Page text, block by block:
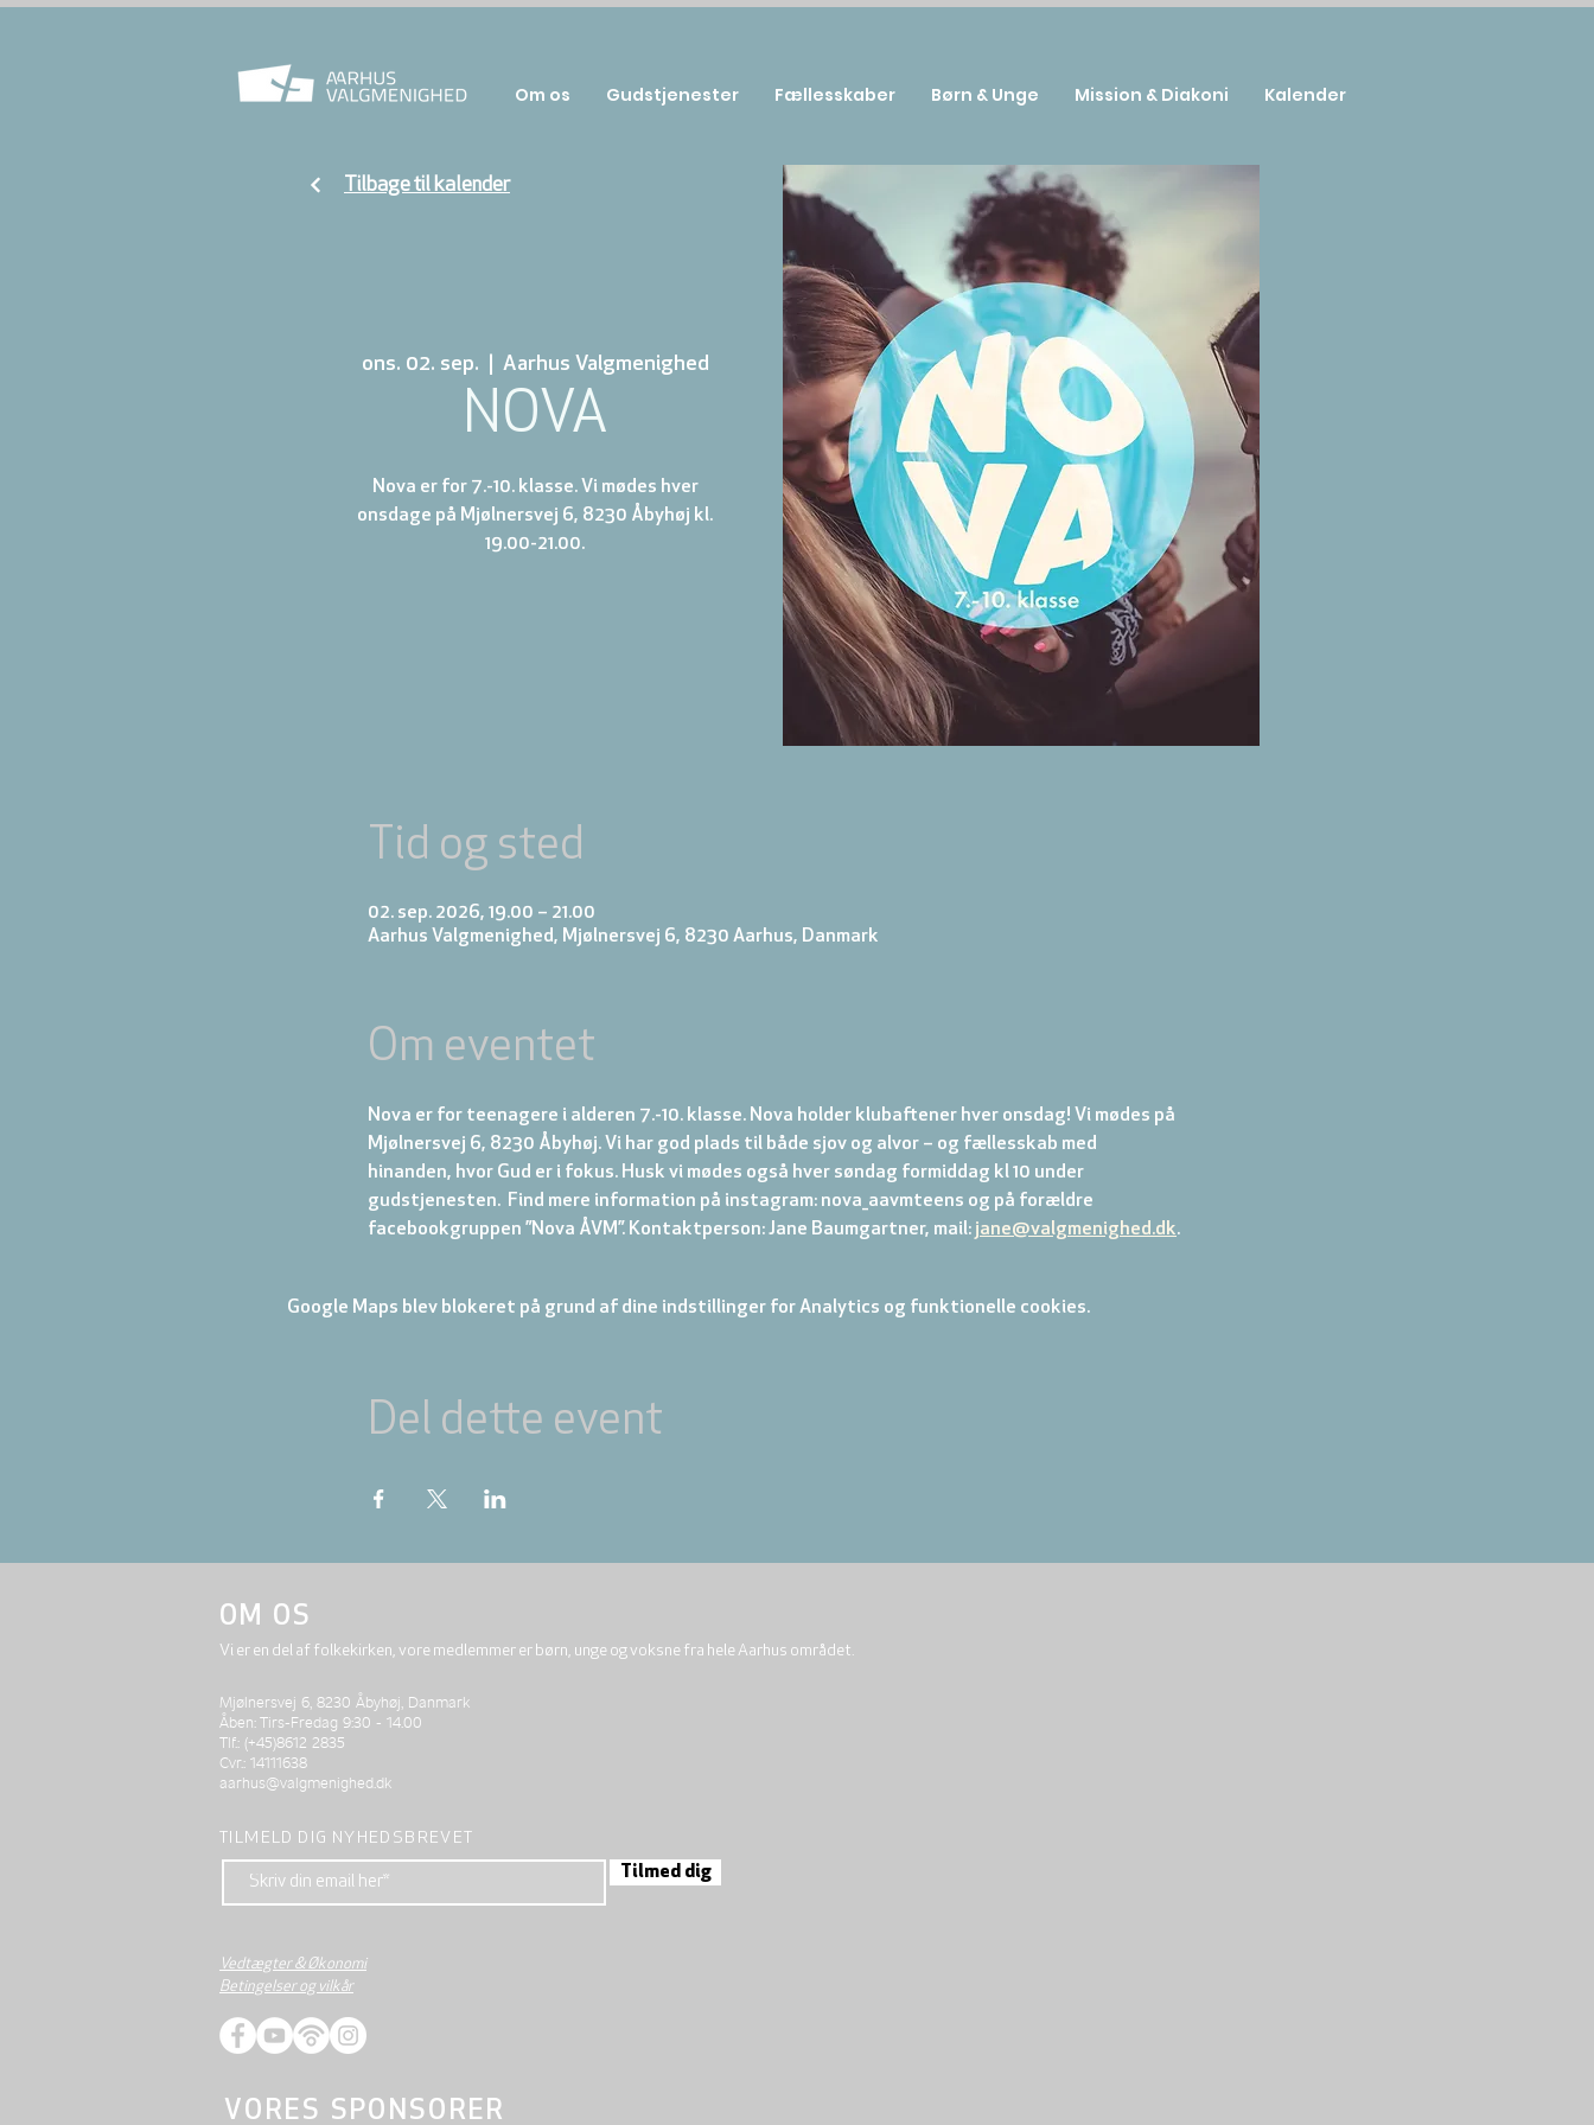
ons. 02. sep. Aarhus Valgmenighed
NOVA
Nova er for 7.-10. klasse. Vi mødes hver
onsdage på Mjølnersvej 6, 8230 Åbyhøj kl.
19.00-21.00.
Tid og sted
02. sep. 2026, 19.00 – 21.00
Aarhus Valgmenighed, Mjølnersvej 6, 8230 Aarhus, Danmark
Om eventet
Nova er for teenagere i alderen 7.-10. klasse. Nova holder klubaftener hver onsdag! Vi mødes på
Mjølnersvej 6, 8230 Åbyhøj. Vi har god plads til både sjov og alvor – og fællesskab med
hinanden, hvor Gud er i fokus. Husk vi mødes også hver søndag formiddag kl 10 under
gudstjenesten.  Find mere information på instagram: nova_aavmteens og på forældre
facebookgruppen ”Nova ÅVM”. Kontaktperson: Jane Baumgartner, mail: jane@valgmenighed.dk.
Google Maps blev blokeret på grund af dine indstillinger for Analytics og funktionelle cookies.
Del dette event
Tilbage til kalender
Om os Gudstjenester Fællesskaber Børn & Unge Mission & Diakoni Kalender
OM OS
Vi er en del af folkekirken, vore medlemmer er børn, unge og voksne fra hele Aarhus området.
Mjølnersvej 6, 8230 Åbyhøj, Danmark
Åben: Tirs-Fredag 9:30 - 14.00
Tlf.: (+45)8612 2835
Cvr.: 14111638
aarhus@valgmenighed.dk
TILMELD DIG NYHEDSBREVET
Tilmed dig
Vedtægter & Økonomi
Betingelser og vilkår
VORES SPONSORER